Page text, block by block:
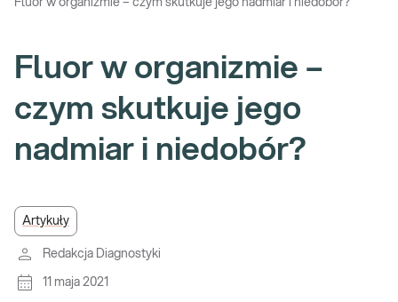
Fluor w organizmie – czym skutkuje jego nadmiar i niedobór?
Fluor w organizmie –
czym skutkuje jego
nadmiar i niedobór?
Artykuły
Redakcja Diagnostyki
11 maja 2021